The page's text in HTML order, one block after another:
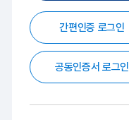
간편인증 로그인
공동인증서 로그인